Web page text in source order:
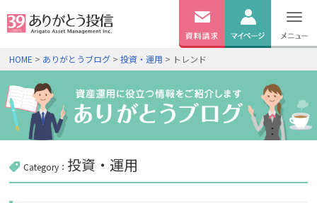
無料資料
請求
HOME > ありがとうブログ >投資・運用 > トレンド
Category：投資・運用